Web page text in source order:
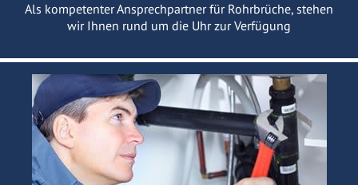
Als kompetenter Ansprechpartner für Rohrbrüche, stehen
wir Ihnen rund um die Uhr zur Verfügung